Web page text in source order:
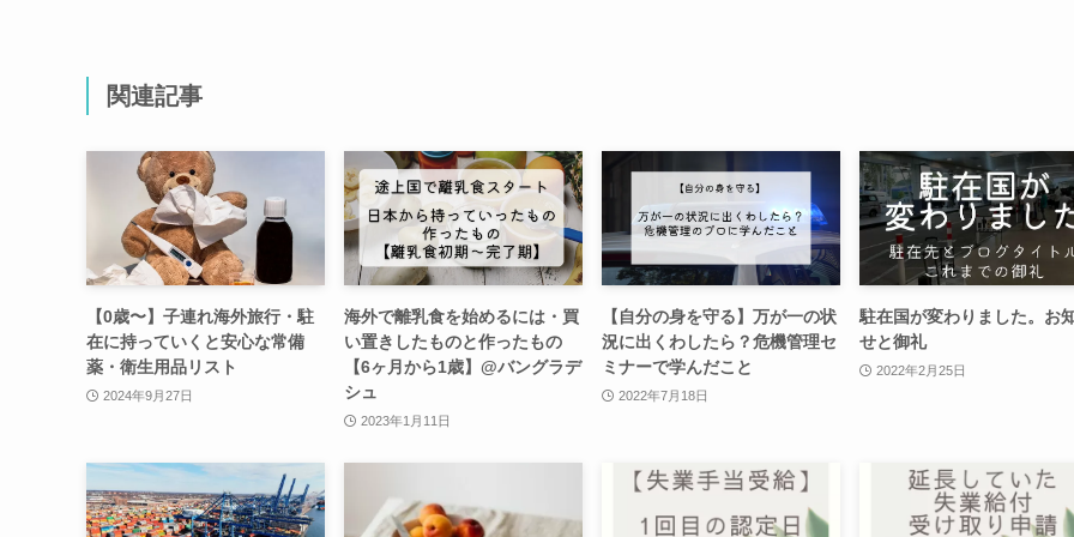
関連記事
【0歳〜】子連れ海外旅行・駐
在に持っていくと安心な常備
薬・衛生用品リスト
2024年9月27日
海外で離乳食を始めるには・買
い置きしたものと作ったもの
【6ヶ月から1歳】@バングラデ
シュ
2023年1月11日
【自分の身を守る】万が一の状
況に出くわしたら？危機管理セ
ミナーで学んだこと
2022年7月18日
駐在国が変わりました。お
せと御礼
2022年2月25日